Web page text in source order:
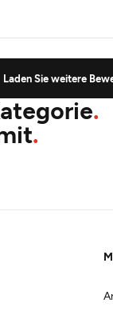
Laden Sie weitere